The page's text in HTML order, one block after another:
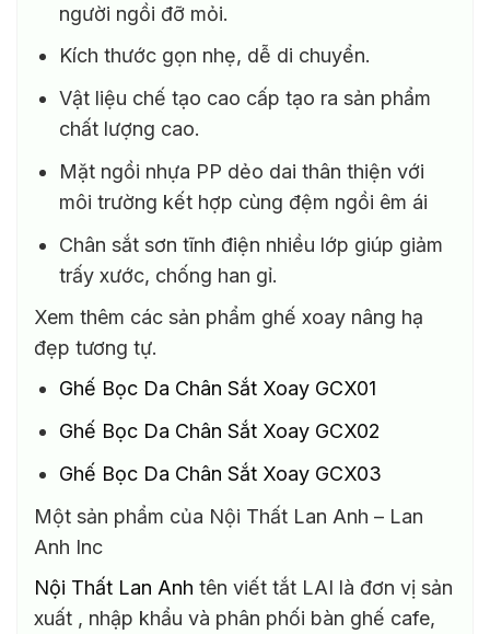
người ngồi đỡ mỏi.
Kích thước gọn nhẹ, dễ di chuyển.
Vật liệu chế tạo cao cấp tạo ra sản phẩm
chất lượng cao.
Mặt ngồi nhựa PP dẻo dai thân thiện với
môi trường kết hợp cùng đệm ngồi êm ái
Chân sắt sơn tĩnh điện nhiều lớp giúp giảm
trấy xước, chống han gỉ.
Xem thêm các sản phẩm ghế xoay nâng hạ
đẹp tương tự.
Ghế Bọc Da Chân Sắt Xoay GCX01
Ghế Bọc Da Chân Sắt Xoay GCX02
Ghế Bọc Da Chân Sắt Xoay GCX03
Một sản phẩm của Nội Thất Lan Anh – Lan
Anh Inc
Nội Thất Lan Anh tên viết tắt LAI là đơn vị sản
xuất , nhập khẩu và phân phối bàn ghế cafe,